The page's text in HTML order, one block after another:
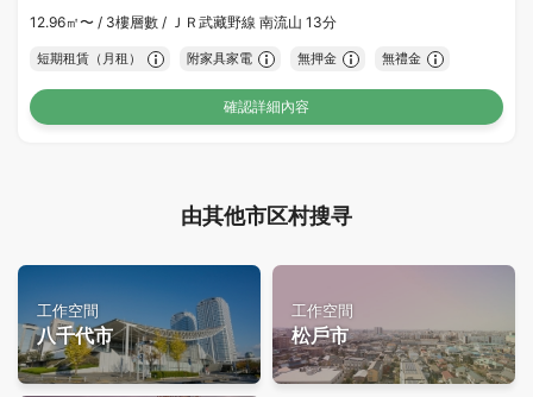
12.96㎡〜 / 3樓層數 / ＪＲ武藏野線 南流山 13分
短期租賃（月租） 附家具家電 無押金 無禮金
確認詳細內容
由其他市区村搜寻
工作空間
八千代市
工作空間
松戶市